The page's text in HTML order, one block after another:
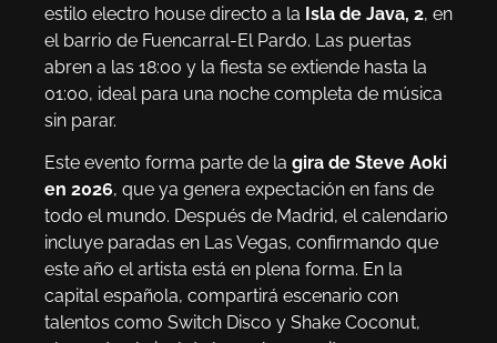
estilo electro house directo a la Isla de Java, 2, en
el barrio de Fuencarral-El Pardo. Las puertas
abren a las 18:00 y la fiesta se extiende hasta la
01:00, ideal para una noche completa de música
sin parar.
Este evento forma parte de la gira de Steve Aoki
en 2026, que ya genera expectación en fans de
todo el mundo. Después de Madrid, el calendario
incluye paradas en Las Vegas, confirmando que
este año el artista está en plena forma. En la
capital española, compartirá escenario con
talentos como Switch Disco y Shake Coconut,